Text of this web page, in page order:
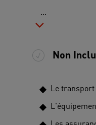
...
Non
Le transport